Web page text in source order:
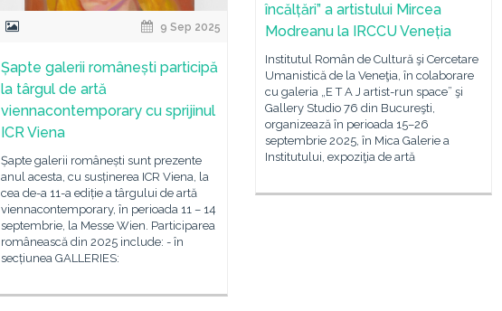
încălțări” a artistului Mircea
Modreanu la IRCCU Veneția
Institutul Român de Cultură şi Cercetare
Umanistică de la Veneţia, în colaborare
cu galeria „E T A J artist-run space” şi
Gallery Studio 76 din Bucureşti,
organizează în perioada 15–26
septembrie 2025, în Mica Galerie a
Institutului, expoziţia de artă
9 Sep 2025
Șapte galerii românești participă
la târgul de artă
viennacontemporary cu sprijinul
ICR Viena
Șapte galerii românești sunt prezente
anul acesta, cu susținerea ICR Viena, la
cea de-a 11-a ediție a târgului de artă
viennacontemporary, în perioada 11 – 14
septembrie, la Messe Wien. Participarea
românească din 2025 include: - în
secțiunea GALLERIES: